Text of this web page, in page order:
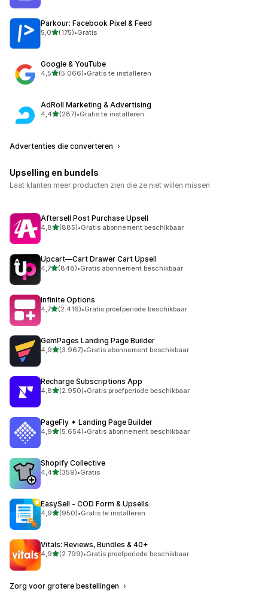
Parkour: Facebook Pixel & Feed
5,0van 5 sterren
(175)
175 recensies in totaal
•Gratis
Google & YouTube
4,5van 5 sterren
(5.066)
5066 recensies in totaal
•Gratis te installeren
AdRoll Marketing & Advertising
4,4van 5 sterren
(287)
287 recensies in totaal
•Gratis te installeren
Advertenties die converteren
Upselling en bundels
Laat klanten meer producten zien die ze niet willen missen
Aftersell Post Purchase Upsell
4,8van 5 sterren
(885)
885 recensies in totaal
•Gratis abonnement beschikbaar
Upcart—Cart Drawer Cart Upsell
4,7van 5 sterren
(848)
848 recensies in totaal
•Gratis abonnement beschikbaar
Infinite Options
4,7van 5 sterren
(2.416)
2416 recensies in totaal
•Gratis proefperiode beschikbaar
GemPages Landing Page Builder
4,9van 5 sterren
(3.967)
3967 recensies in totaal
•Gratis abonnement beschikbaar
Recharge Subscriptions App
4,8van 5 sterren
(2.950)
2950 recensies in totaal
•Gratis proefperiode beschikbaar
PageFly ✦ Landing Page Builder
4,9van 5 sterren
(5.654)
5654 recensies in totaal
•Gratis abonnement beschikbaar
Shopify Collective
4,4van 5 sterren
(359)
359 recensies in totaal
•Gratis
EasySell ‑ COD Form & Upsells
4,9van 5 sterren
(950)
950 recensies in totaal
•Gratis te installeren
Vitals: Reviews, Bundles & 40+
4,9van 5 sterren
(2.799)
2799 recensies in totaal
•Gratis proefperiode beschikbaar
Zorg voor grotere bestellingen